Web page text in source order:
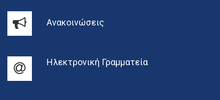
Ανακοινώσεις
Ηλεκτρονική Γραμματεία